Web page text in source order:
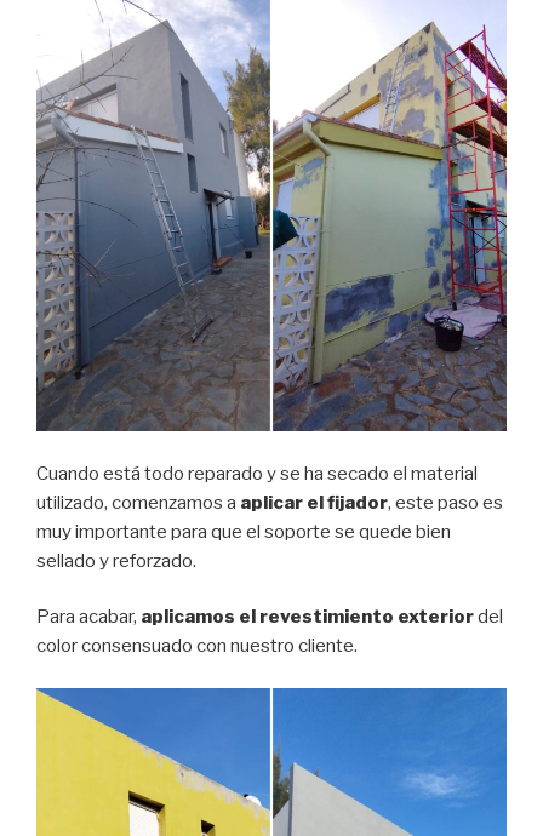
Cuando está todo reparado y se ha secado el material
utilizado, comenzamos a aplicar el fijador, este paso es
muy importante para que el soporte se quede bien
sellado y reforzado.
Para acabar, aplicamos el revestimiento exteriordel
color consensuado con nuestro cliente.